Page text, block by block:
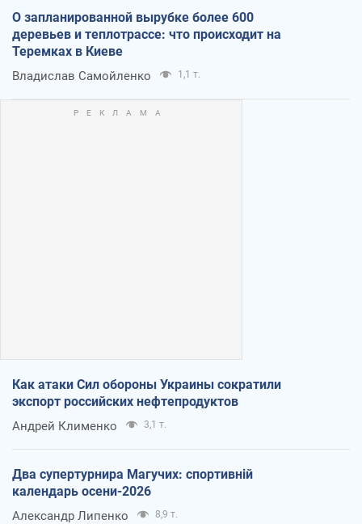
О запланированной вырубке более 600
деревьев и теплотрассе: что происходит на
Теремках в Киеве
Владислав Самойленко 1,1 т.
Как атаки Сил обороны Украины сократили
экспорт российских нефтепродуктов
Андрей Клименко 3,1 т.
Два супертурнира Магучих: спортивній
календарь осени-2026
Александр Липенко 8,9 т.